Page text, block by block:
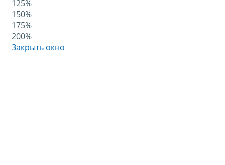
125%
150%
175%
200%
Закрыть окно